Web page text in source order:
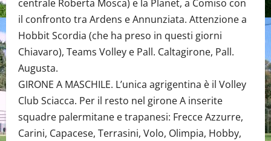
centrale Roberta Mosca) e la Planet, a Comiso con
il confronto tra Ardens e Annunziata. Attenzione a
Hobbit Scordia (che ha preso in questi giorni
Chiavaro), Teams Volley e Pall. Caltagirone, Pall.
Augusta.
GIRONE A MASCHILE. L’unica agrigentina è il Volley
Club Sciacca. Per il resto nel girone A inserite
squadre palermitane e trapanesi: Frecce Azzurre,
Carini, Capacese, Terrasini, Volo, Olimpia, Hobby,